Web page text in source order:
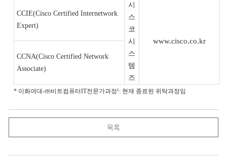
CCIE(Cisco Certified Internetwork
Expert)
시
스
코
시
스
템
즈
www.cisco.co.kr
CCNA(Cisco Certified Network
Associate)
* 이화여대-㈜비트컴퓨터IT전문가과정¹: 현재 종료된 위탁과정임
목록